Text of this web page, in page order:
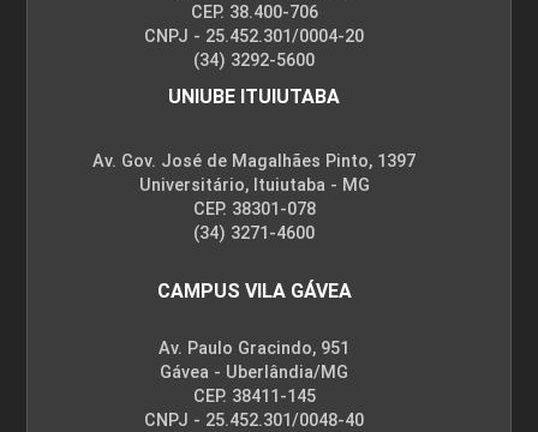
CEP. 38.400-706
CNPJ - 25.452.301/0004-20
(34) 3292-5600
UNIUBE ITUIUTABA
Av. Gov. José de Magalhães Pinto, 1397
Universitário, Ituiutaba - MG
CEP. 38301-078
(34) 3271-4600
CAMPUS VILA GÁVEA
Av. Paulo Gracindo, 951
Gávea - Uberlândia/MG
CEP. 38411-145
CNPJ - 25.452.301/0048-40